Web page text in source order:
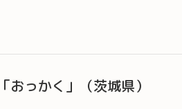
おっかく」（茨城県）